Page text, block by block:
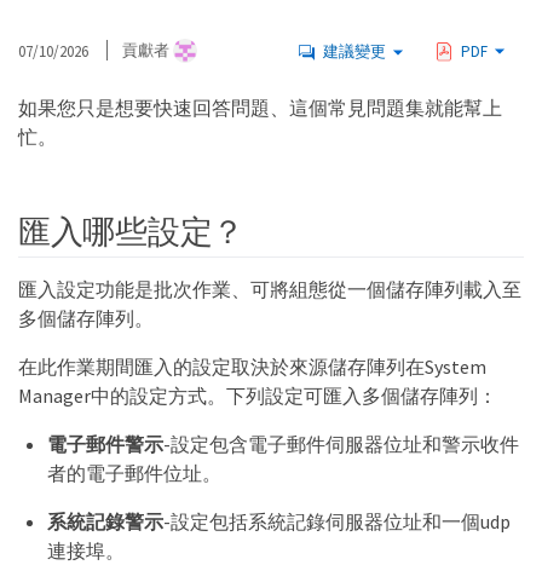
07/10/2026 貢獻者 建議變更 PDF
如果您只是想要快速回答問題、這個常見問題集就能幫上
忙。
匯入哪些設定？
匯入設定功能是批次作業、可將組態從一個儲存陣列載入至
多個儲存陣列。
在此作業期間匯入的設定取決於來源儲存陣列在System
Manager中的設定方式。下列設定可匯入多個儲存陣列：
電子郵件警示-設定包含電子郵件伺服器位址和警示收件
者的電子郵件位址。
系統記錄警示-設定包括系統記錄伺服器位址和一個udp
連接埠。